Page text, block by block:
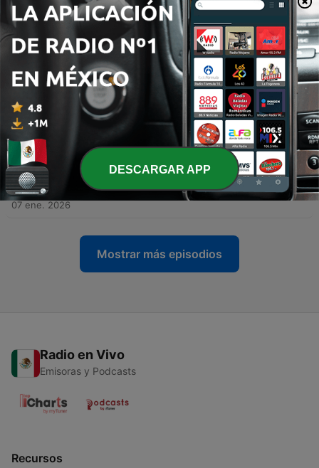
136 - RIQUEZA INCONDICIONAL: El gran cierre (5/5).
10 ene. 2026
EL ARTE DE DAR Y RECIBIR: Bendice tu
abundancia (4/5).
134 - TIEMPO Y ESPACIO INFINITOS: Abundancia en el
08 ene. 2026
133 - TRANSFORMA TU CARENCIA: Rompe patrones de
escasez (2/5).
07 ene. 2026
Mostrar más episodios
Radio en Vivo
Emisoras y Podcasts
Recursos
DESCARGAR APP